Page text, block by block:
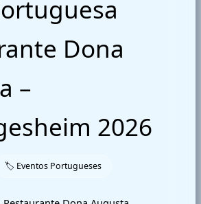
Dona
–
2026
🏷 Eventos Portugueses